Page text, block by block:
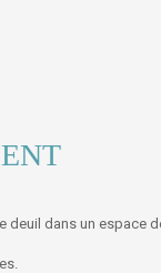
deuil dans un espace